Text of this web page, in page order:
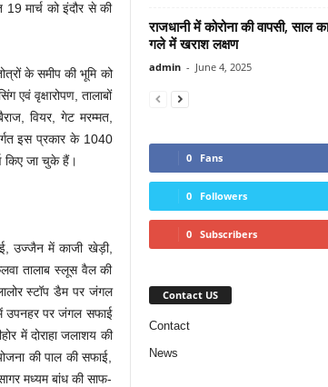
मार्च को इंदौर से की
के समीप की भूमि को
वृक्षारोपण, तालाबों
वियर, गेट मरम्मत,
इस प्रकार के 1040
किए जा चुके हैं।
उज्जैन में काजी खेड़ी,
तालाब स्‍लूस वैल की
स्टॉप डैम पर जंगल
में उपनहर पर जंगल सफाई
में दोराहा जलाशय की
की पाल की सफाई,
मध्यम बांध की साफ-
राजधानी में कोरोना की वापसी, साल
गले में खराश लक्षण
admin - June 4, 2025
0 Fans
0 Followers
0 Subscribers
Contact US
Contact
News